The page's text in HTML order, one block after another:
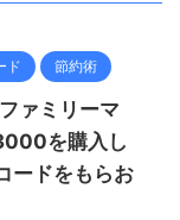
ド 節約術
ァミリーマ
を購入し
ードをもらお